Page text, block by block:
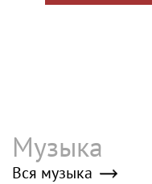
Музыка
Вся музыка